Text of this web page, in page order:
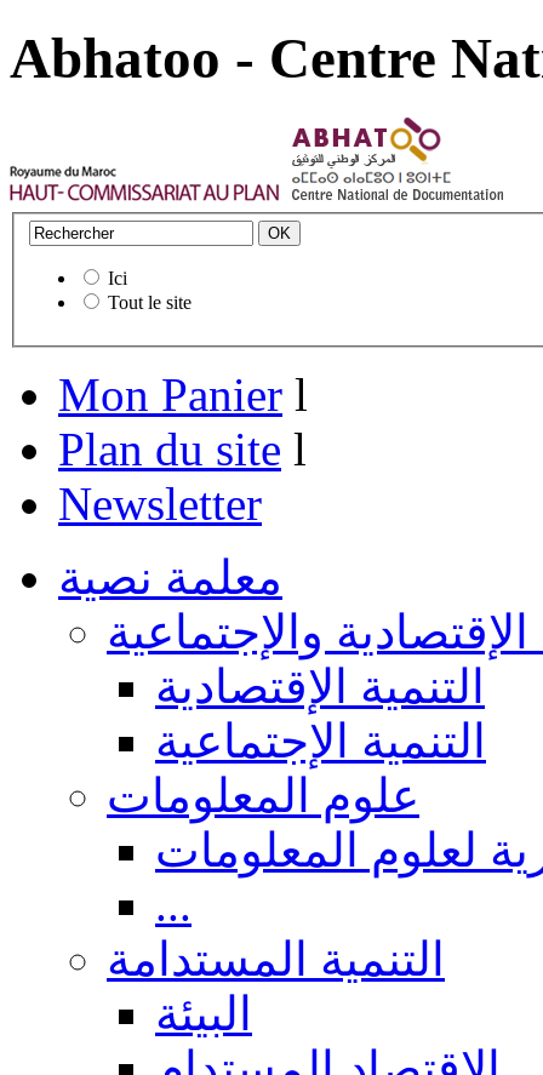
Abhatoo - Centre
Ici
Tout le site
Mon Panier l
Plan du site l
Newsletter
معلمة نصية
الإقتصادية والإجتماعية
التنمية الإقتصادية
التنمية الإجتماعية
علوم المعلومات
لعلوم المعلومات
...
التنمية المستدامة
البيئة